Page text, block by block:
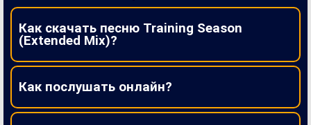
Как скачать песню Training Season
(Extended Mix)?
Как послушать онлайн?